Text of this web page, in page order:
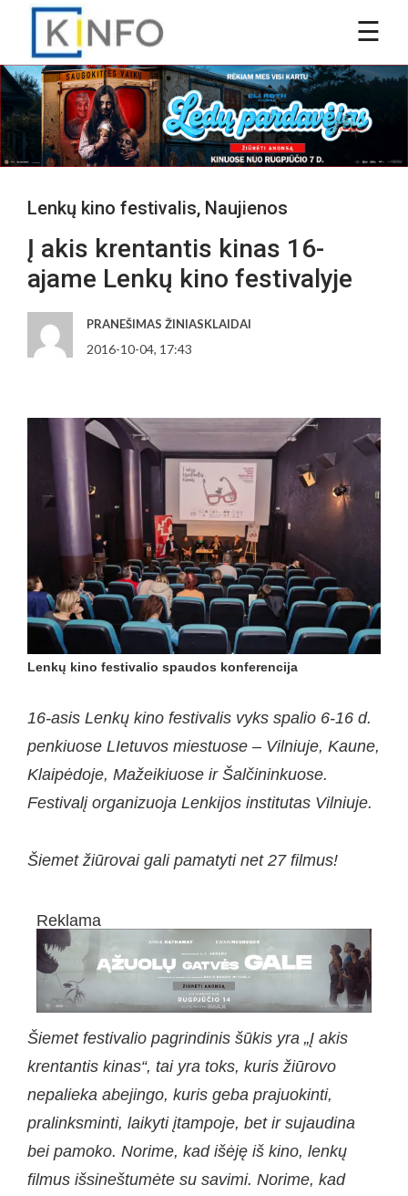
Lenkų kino festivalis, Naujienos
Į akis krentantis kinas 16-
ajame Lenkų kino festivalyje
PRANEŠIMAS ŽINIASKLAIDAI
2016-10-04, 17:43
Lenkų kino festivalio spaudos konferencija
16-asis Lenkų kino festivalis vyks spalio 6-16 d.
penkiuose LIetuvos miestuose – Vilniuje, Kaune,
Klaipėdoje, Mažeikiuose ir Šalčininkuose.
Festivalį organizuoja Lenkijos institutas Vilniuje.
Šiemet žiūrovai gali pamatyti net 27 filmus!
Reklama
Šiemet festivalio pagrindinis šūkis yra „Į akis
krentantis kinas“, tai yra toks, kuris žiūrovo
nepalieka abejingo, kuris geba prajuokinti,
pralinksminti, laikyti įtampoje, bet ir sujaudina
bei pamoko. Norime, kad išėję iš kino, lenkų
filmus išsineštumėte su savimi. Norime, kad